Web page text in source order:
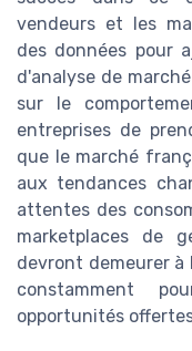
vendeurs et les
des données pour
d'analyse de
sur le
entreprises de
que le marché
aux tendances
attentes des
marketplaces de
devront demeurer
constamment
opportunités